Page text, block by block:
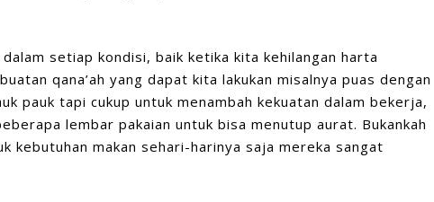
dalam setiap kondisi, baik ketika kita kehilangan harta
qana’ah yang dapat kita lakukan misalnya puas dengan
pauk tapi cukup untuk menambah kekuatan dalam bekerja,
lembar pakaian untuk bisa menutup aurat. Bukankah
kebutuhan makan sehari-harinya saja mereka sangat